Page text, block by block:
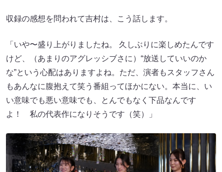
収録の感想を問われて吉村は、こう話します。
「いや〜盛り上がりましたね。 久しぶりに楽しめたんです
けど、（あまりのアグレッシブさに）“放送していいのか
な”という心配はありますよね。ただ、演者もスタッフさん
もあんなに腹抱えて笑う番組ってほかにない。本当に、い
い意味でも悪い意味でも、とんでもなく下品なんです
よ！ 私の代表作になりそうです（笑）」